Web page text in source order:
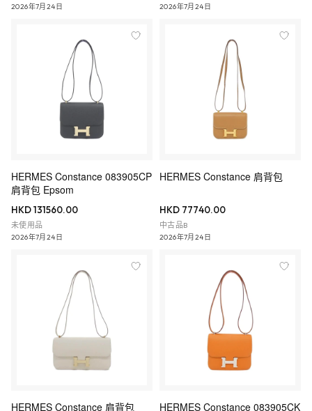
2026年7月24日 2026年7月24日
HERMES Constance 083905CP
肩背包 Epsom
HKD 131560.00
未使用品
2026年7月24日
HERMES Constance 肩背包
HKD 77740.00
中古品B
2026年7月24日
HERMES Constance 肩背包 HERMES Constance 083905CK